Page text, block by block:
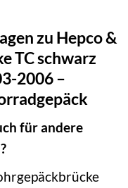
zu Hepco &
TC schwarz
2006 –
für andere